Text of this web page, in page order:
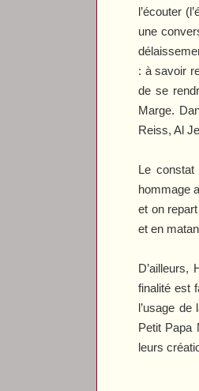
l’écouter
une
: à savoir
de se
Marge.
Reiss, Al
Le constat
hommage
et on
et en
D’ailleurs,
finalité est
l’usage
Petit Papa
leurs